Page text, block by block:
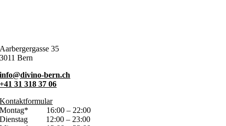
Aarbergergasse 35
3011 Bern
info@divino-bern.ch
+41 31 318 37 06
Kontaktformular
Montag*
16:00 – 22:00
Dienstag
12:00 – 23:00